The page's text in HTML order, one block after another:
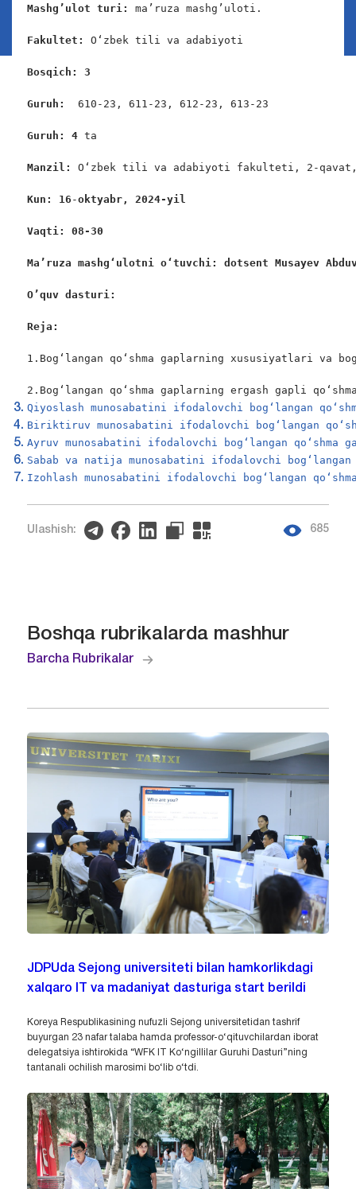
Mashg’ulot turi: ma’ruza mashg’uloti.
Fakultet: O‘zbek tili va adabiyoti
Bosqich: 3
Guruh: 610-23, 611-23, 612-23, 613-23
Guruh: 4 ta
Manzil: O‘zbek tili va adabiyoti fakulteti, 2-
Kun: 16 -oktyabr, 2024-yil
Vaqti: 08-30
Ma’ruza mashgʻulotni oʻtuvchi: dotsent Musayev
O’quv dasturi:
Reja:
1.Bog‘langan qo‘shma gaplarning xususiyatlari va
2.Bog‘langan qo‘shma gaplarning ergash gapli
Qiyoslash munosabatini ifodalovchi bog‘langan
Biriktiruv munosabatini ifodalovchi bog‘langan
Ayruv munosabatini ifodalovchi bog‘langan qo‘shma
Sabab va natija munosabatini ifodalovchi bog‘langan
Izohlash munosabatini ifodalovchi bog‘langan
Ulashish: 685
Boshqa rubrikalarda mashhur
Barcha Rubrikalar
JDPUda Sejong universiteti bilan hamkorlikdagi
xalqaro IT va madaniyat dasturiga start berildi
Koreya Respublikasining nufuzli Sejong universitetidan tashrif
buyurgan 23 nafar talaba hamda professor-o‘qituvchilardan iborat
delegatsiya ishtirokida “WFK IT Ko‘ngillilar Guruhi Dasturi”ning
tantanali ochilish marosimi bo‘lib o‘tdi.